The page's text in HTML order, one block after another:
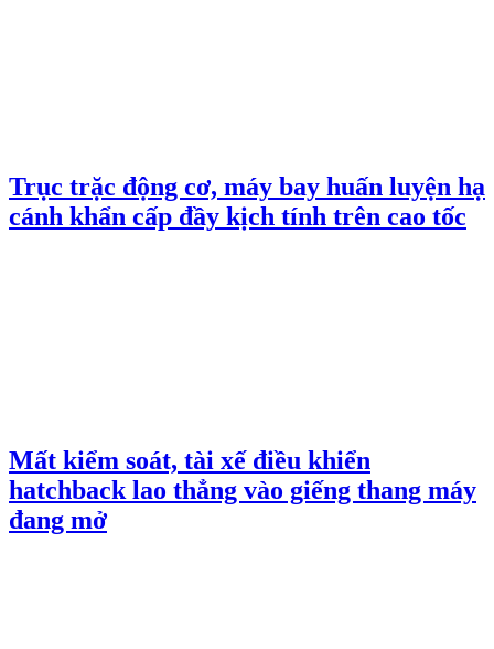
Trục trặc động cơ, máy bay huấn luyện hạ
cánh khẩn cấp đầy kịch tính trên cao tốc
Mất kiểm soát, tài xế điều khiển
hatchback lao thẳng vào giếng thang máy
đang mở